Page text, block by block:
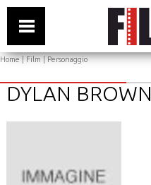
Home|Film| Personaggio
DYLAN BROWN